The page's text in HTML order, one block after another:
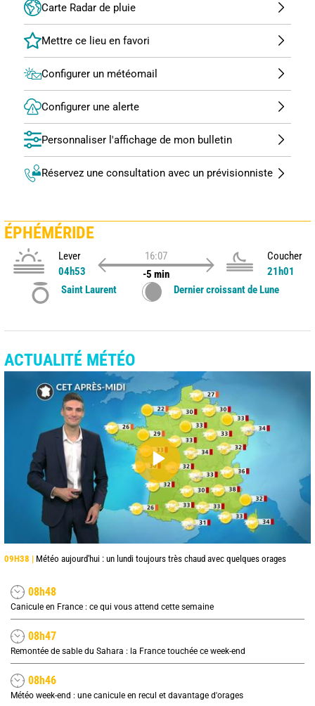
Carte Radar de pluie
Configurer un météomail
Configurer une alerte
Personnaliser l'affichage de mon bulletin
Réservez une consultation avec un prévisionniste
ÉPHÉMÉRIDE
Lever
04h53
16:07
-5 min
Coucher
21h01
Saint Laurent
Dernier croissant de Lune
ACTUALITÉ MÉTÉO
09H38 | Météo aujourd'hui : un lundi toujours très chaud avec quelques orages
08h48
Canicule en France : ce qui vous attend cette semaine
08h47
Remontée de sable du Sahara : la France touchée ce week-end
08h46
Météo week-end : une canicule en recul et davantage d'orages